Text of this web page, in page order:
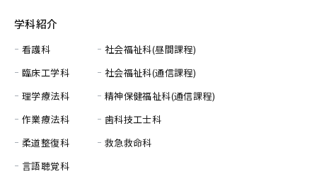
学科紹介
看護科
臨床工学科
理学療法科
作業療法科
柔道整復科
言語聴覚科
社会福祉科(昼間課程)
社会福祉科(通信課程)
精神保健福祉科(通信課程)
歯科技工士科
救急救命科